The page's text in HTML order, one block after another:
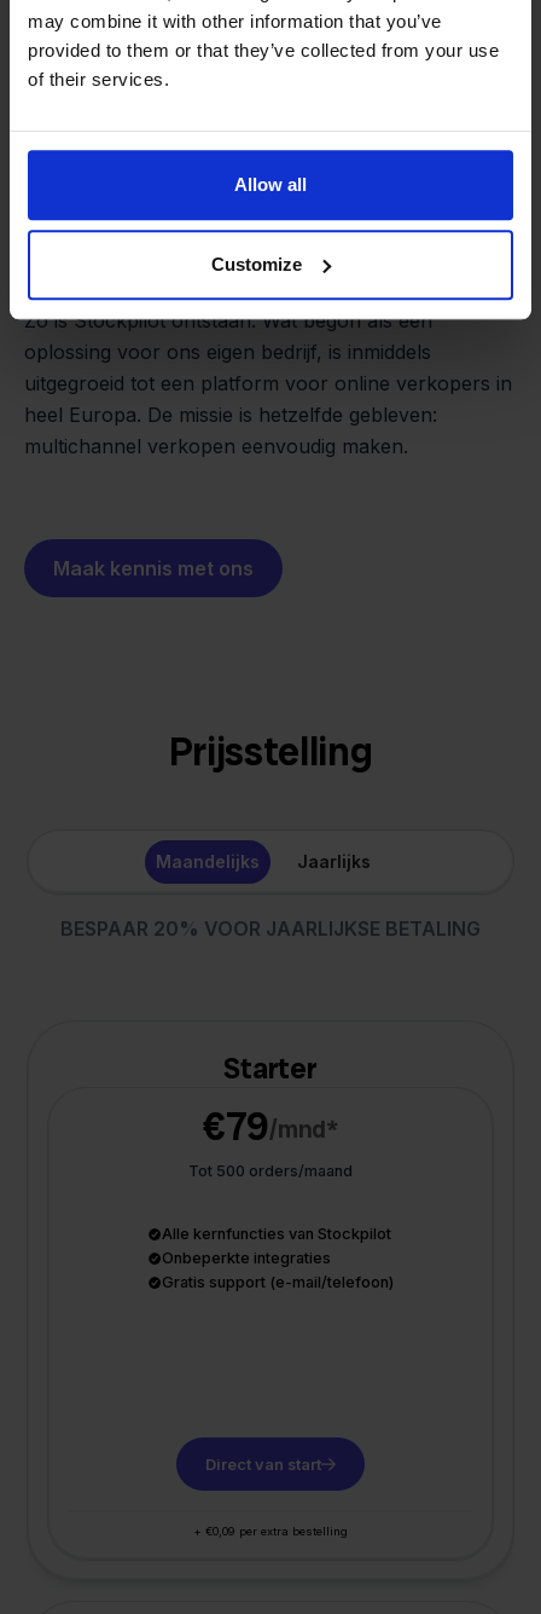
may combine it with other information that you’ve
provided to them or that they’ve collected from your use
of their services.
Allow all
Customize
We groeien gecontroleerd, zonder
investeerders of externe druk.
- Sander, Founder
Van retailer naar
softwarebouwer
Zo is Stockpilot ontstaan. Wat begon als een
oplossing voor ons eigen bedrijf, is inmiddels
uitgegroeid tot een platform voor online verkopers in
heel Europa. De missie is hetzelfde gebleven:
multichannel verkopen eenvoudig maken.
Maak kennis met ons
Prijsstelling
Maandelijks Jaarlijks
BESPAAR 20% VOOR JAARLIJKSE BETALING
Starter
€79/mnd*
Tot 500 orders/maand
Alle kernfuncties van Stockpilot
Onbeperkte integraties
Gratis support (e-mail/telefoon)
Direct van start
+ €0,09 per extra bestelling